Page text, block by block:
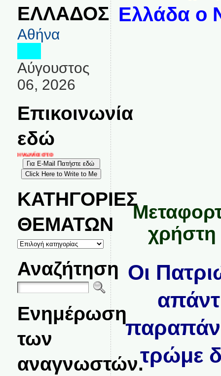
ΕΛΛΑΔΟΣ
Αθήνα
Αύγουστος
06, 2026
Επικοινωνία
εδώ
στο
ΚΑΤΗΓΟΡΙΕΣ
ΘΕΜΑΤΩΝ
ΚΑΤΗΓΟΡΙΕΣ
ΘΕΜΑΤΩΝ
Αναζήτηση
Ενημέρωση
των
αναγνωστών.
Ελλάδα ο
Οι
τρώμε